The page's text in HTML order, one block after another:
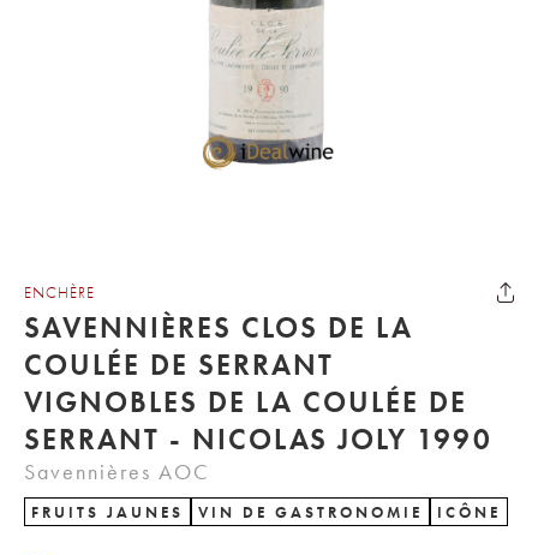
ENCHÈRE
SAVENNIÈRES CLOS DE LA
COULÉE DE SERRANT
VIGNOBLES DE LA COULÉE DE
SERRANT - NICOLAS JOLY 1990
Savennières AOC
FRUITS JAUNES VIN DE GASTRONOMIE ICÔNE